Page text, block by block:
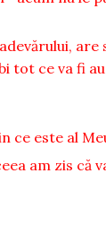
adevărului, are
tot ce va fi
ce este al
am zis că